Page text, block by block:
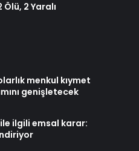
2 Yaralı
menkul kıymet
genişletecek
ilgili emsal karar: